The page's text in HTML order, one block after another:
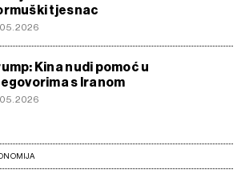
tjesnac
Kina nudi pomoć u
s Iranom